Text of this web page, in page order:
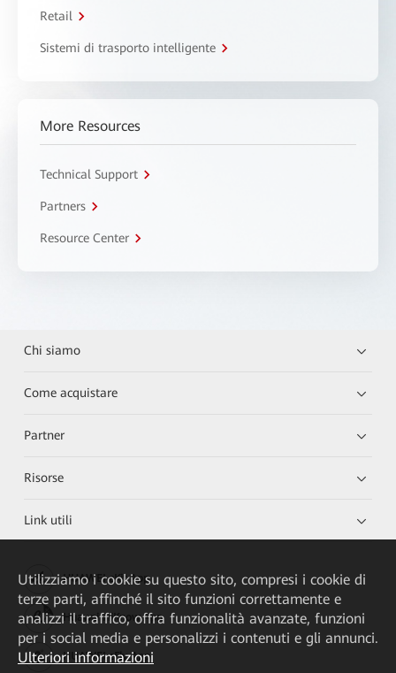
Retail
Sistemi di trasporto intelligente
More Resources
Technical Support
Partners
Resource Center
Chi siamo
Come acquistare
Partner
Risorse
Link utili
HUAWEI eKit App
Huawei HiKnow App
HUAWEI eFly App
Utilizziamo i cookie su questo sito, compresi i cookie di
terze parti, affinché il sito funzioni correttamente e
analizzi il traffico, offra funzionalità avanzate, funzioni
per i social media e personalizzi i contenuti e gli annunci.
Ulteriori informazioni